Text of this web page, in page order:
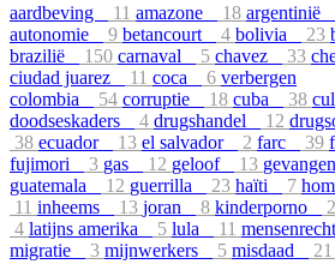
aardbeving 11 amazone 18 argentinië
autonomie
9 betancourt 4 bolivia 23
brazilië
150 carnaval 5 chavez 33
ciudad juarez
11 coca 6 verbergen
colombia
54 corruptie 18 cuba 38
doodseskaders
4 drugshandel 12
38 ecuador 13 el salvador 2 farc 39
fujimori
3 gas 12 geloof 13
guatemala
12 guerrilla 23 haïti 7
11 inheems 13 joran 8 kinderporno 2
4 latijns amerika 5 lula 11
migratie
3 mijnwerkers 5 misdaad 21